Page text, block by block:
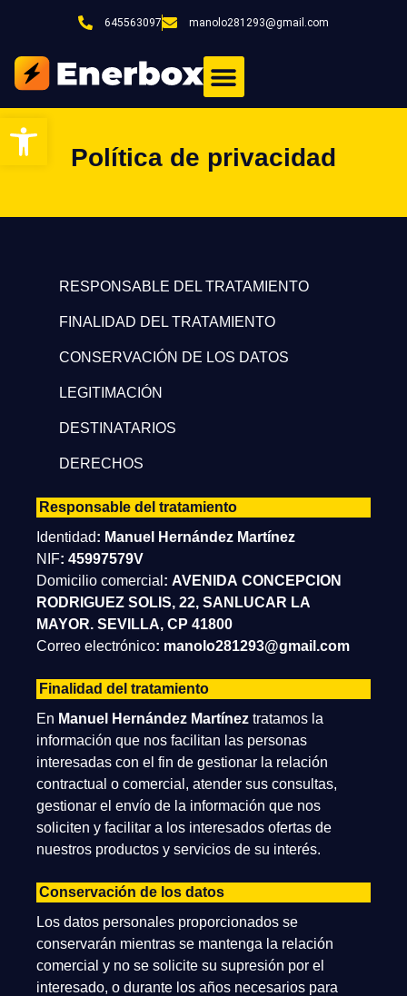
Abrir barra de herramientas
645563097 manolo281293@gmail.com
Política de privacidad
RESPONSABLE DEL TRATAMIENTO
FINALIDAD DEL TRATAMIENTO
CONSERVACIÓN DE LOS DATOS
LEGITIMACIÓN
DESTINATARIOS
DERECHOS
Responsable del tratamiento
Identidad: Manuel Hernández Martínez
NIF: 45997579V
Domicilio comercial : AVENIDA CONCEPCION
RODRIGUEZ SOLIS, 22, SANLUCAR LA
MAYOR. SEVILLA, CP 41800
Correo electrónico: manolo281293@gmail.com
Finalidad del tratamiento
En Manuel Hernández Martínez ⁣ tratamos la
información que nos facilitan las personas
interesadas con el fin de gestionar la relación
contractual o comercial, atender sus consultas,
gestionar el envío de la información que nos
soliciten y facilitar a los interesados ofertas de
nuestros productos y servicios de su interés.
Conservación de los datos
Los datos personales proporcionados se
conservarán mientras se mantenga la relación
comercial y no se solicite su supresión por el
interesado, o durante los años necesarios para